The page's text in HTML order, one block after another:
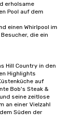
erholsame
Pool auf dem
einen Whirlpool im
die ein
Hill Country in den
Highlights
auf
Bob's Steak &
seine zeitlose
an einer Vielzahl
Süden der